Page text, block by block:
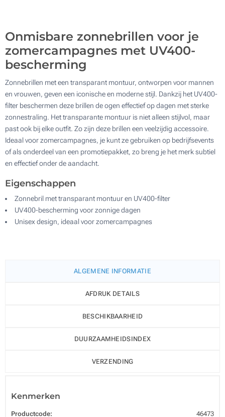
Onmisbare zonnebrillen voor je
zomercampagnes met UV400-
bescherming
Zonnebrillen met een transparant montuur, ontworpen voor mannen
en vrouwen, geven een iconische en moderne stijl. Dankzij het UV400-
filter beschermen deze brillen de ogen effectief op dagen met sterke
zonnestraling. Het transparante montuur is niet alleen stijlvol, maar
past ook bij elke outfit. Zo zijn deze brillen een veelzijdig accessoire.
Ideaal voor zomercampagnes, je kunt ze gebruiken op bedrijfsevents
of als onderdeel van een promotiepakket, zo breng je het merk subtiel
en effectief onder de aandacht.
Eigenschappen
Zonnebril met transparant montuur en UV400-filter
UV400-bescherming voor zonnige dagen
Unisex design, ideaal voor zomercampagnes
ALGEMENE INFORMATIE
AFDRUK DETAILS
BESCHIKBAARHEID
DUURZAAMHEIDSINDEX
VERZENDING
Kenmerken
Productcode: 46473